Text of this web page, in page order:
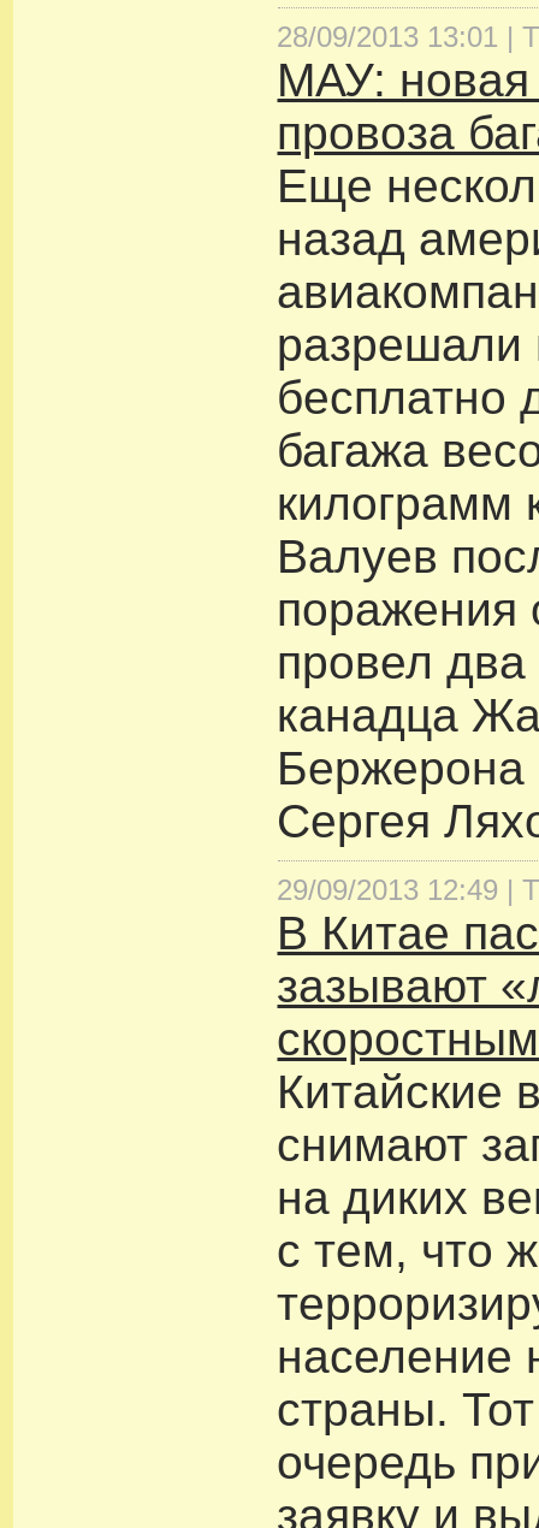
28/09/2013 13:01 |
МАУ: новая
провоза
Еще
назад
разрешали
бесплатно
багажа
килограмм
Валуев
поражения
провел
канадца
Бержерона
Сергея
29/09/2013 12:49 |
В Китае
зазывают
Китайские
снимают
на диких
с тем, что
население
страны.
очередь
заявку и